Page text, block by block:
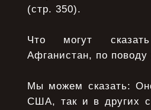
(стр. 350).
Что могут сказать
Афганистан, по
Мы можем сказать:
США, так и в других